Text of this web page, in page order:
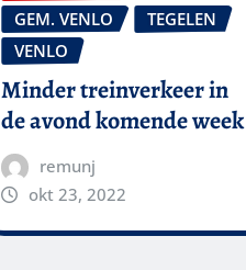
GEM. VENLO
TEGELEN
VENLO
Minder treinverkeer in
de avond komende week
remunj
okt 23, 2022